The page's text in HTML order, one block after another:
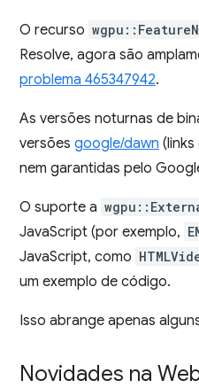
O recurso
Resolve, agora são
problema 465347942.
As versões noturnas de
versões google/dawn
nem garantidas pelo
O suporte a
JavaScript (por exemplo,
JavaScript, como
um exemplo de código.
Isso abrange apenas
Novidades na